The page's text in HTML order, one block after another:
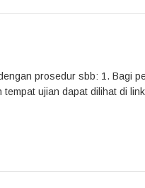
prosedur sbb: 1. Bagi
ujian dapat dilihat di